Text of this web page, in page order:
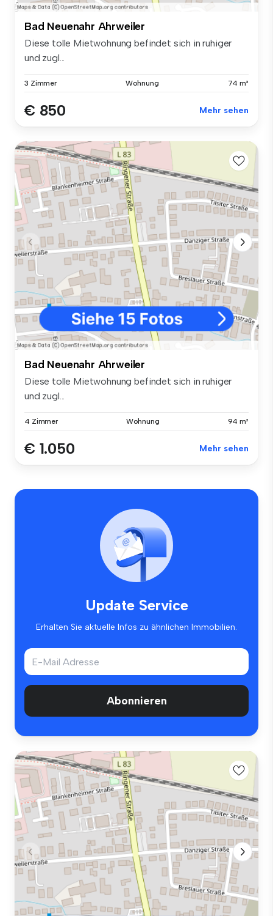
Bad Neuenahr Ahrweiler
Diese tolle Mietwohnung befindet sich in ruhiger
und zugl...
3 Zimmer Wohnung 74 m²
€ 850 Mehr sehen
Bad Neuenahr Ahrweiler
Diese tolle Mietwohnung befindet sich in ruhiger
und zugl...
4 Zimmer Wohnung 94 m²
€ 1.050 Mehr sehen
Update Service
Erhalten Sie aktuelle Infos zu ähnlichen Immobilien.
Abonnieren